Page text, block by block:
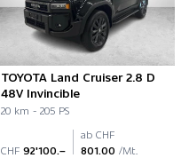
TOYOTA Land Cruiser 2.8 D
48V Invincible
20 km - 205 PS
CHF 92'100.–
ab CHF
801.00 /Mt.